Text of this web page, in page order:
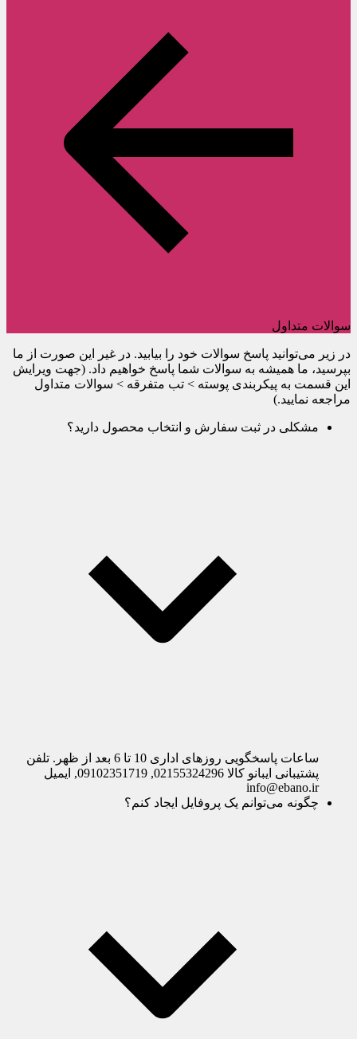
سوالات متداول
در زیر می‌توانید پاسخ سوالات خود را بیابید. در غیر این صورت از ما
بپرسید، ما همیشه به سوالات شما پاسخ خواهیم داد. (جهت ویرایش
این قسمت به پیکربندی پوسته > تب متفرقه > سوالات متداول
مراجعه نمایید.)
مشکلی در ثبت سفارش و انتخاب محصول دارید؟
ساعات پاسخگویی روزهای اداری 10 تا 6 بعد از ظهر. تلفن
پشتیبانی ایبانو کالا 02155324296, 09102351719, ایمیل
info@ebano.ir
چگونه می‌توانم یک پروفایل ایجاد کنم؟